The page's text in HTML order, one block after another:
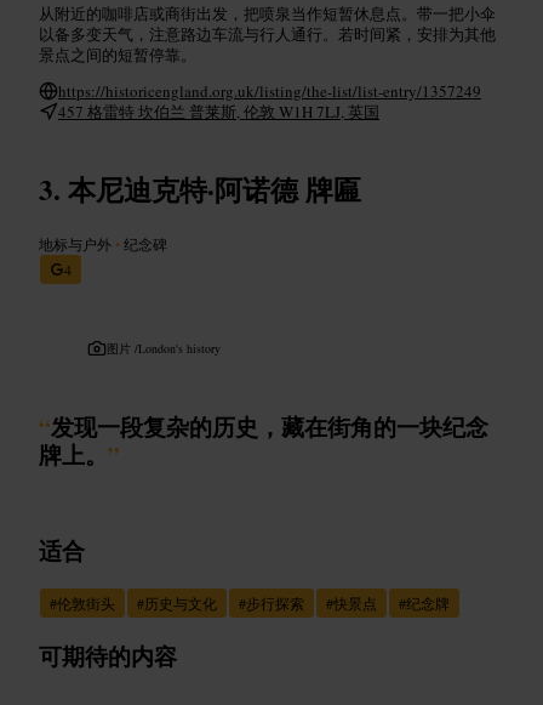
从附近的咖啡店或商街出发，把喷泉当作短暂休息点。带一把小伞
以备多变天气，注意路边车流与行人通行。若时间紧，安排为其他
景点之间的短暂停靠。
https://historicengland.org.uk/listing/the-list/list-entry/1357249
457 格雷特 坎伯兰 普莱斯, 伦敦 W1H 7LJ, 英国
本尼迪克特·阿诺德 牌匾
地标与户外 •纪念碑
4
图片 /London's history
“发现一段复杂的历史，藏在街角的一块纪念
牌上。 ”
适合
#伦敦街头 #历史与文化 #步行探索 #快景点 #纪念牌
可期待的内容